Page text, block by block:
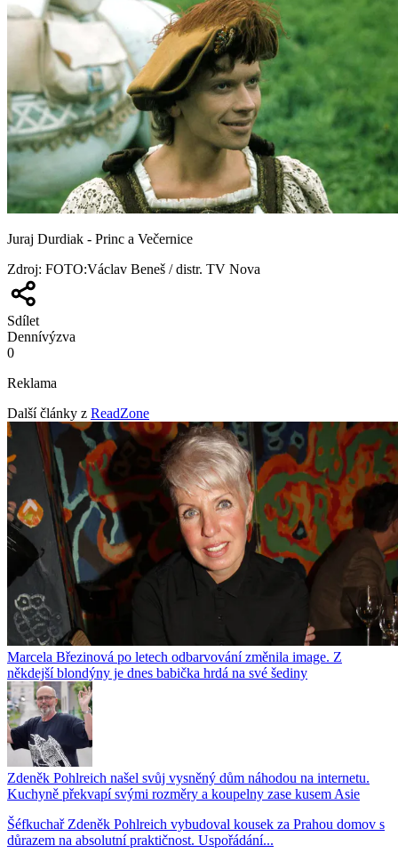
Juraj Durdiak - Princ a Večernice
Zdroj: FOTO:Václav Beneš / distr. TV Nova
Sdílet
Dennívýzva
0
Reklama
Další články z ReadZone
Marcela Březinová po letech odbarvování změnila image. Z
někdejší blondýny je dnes babička hrdá na své šediny
Zdeněk Pohlreich našel svůj vysněný dům náhodou na internetu.
Kuchyně překvapí svými rozměry a koupelny zase kusem Asie
Šéfkuchař Zdeněk Pohlreich vybudoval kousek za Prahou domov s
důrazem na absolutní praktičnost. Uspořádání...